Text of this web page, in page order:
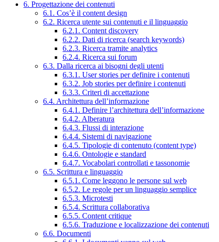
6. Progettazione dei contenuti
6.1. Cos’è il content design
6.2. Ricerca utente sui contenuti e il linguaggio
6.2.1. Content discovery
6.2.2. Dati di ricerca (search keywords)
6.2.3. Ricerca tramite analytics
6.2.4. Ricerca sui forum
6.3. Dalla ricerca ai bisogni degli utenti
6.3.1. User stories per definire i contenuti
6.3.2. Job stories per definire i contenuti
6.3.3. Criteri di accettazione
6.4. Architettura dell’informazione
6.4.1. Definire l’architettura dell’informazione
6.4.2. Alberatura
6.4.3. Flussi di interazione
6.4.4. Sistemi di navigazione
6.4.5. Tipologie di contenuto (content type)
6.4.6. Ontologie e standard
6.4.7. Vocabolari controllati e tassonomie
6.5. Scrittura e linguaggio
6.5.1. Come leggono le persone sul web
6.5.2. Le regole per un linguaggio semplice
6.5.3. Microtesti
6.5.4. Scrittura collaborativa
6.5.5. Content critique
6.5.6. Traduzione e localizzazione dei contenuti
6.6. Documenti